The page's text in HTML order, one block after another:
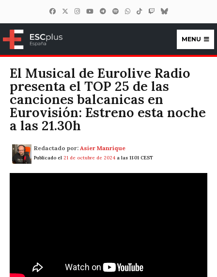
ESCplus España
MENU
El Musical de Eurolive Radio
presenta el TOP 25 de las
canciones balcanicas en
Eurovisión: Estreno esta noche
a las 21.30h
Redactado por: Asier Manrique
Publicado el 21 de octubre de 2024 a las 11:01 CEST